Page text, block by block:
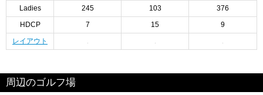
Ladies 245 103 376
HDCP 7 15 9
レイアウト
周辺のゴルフ場